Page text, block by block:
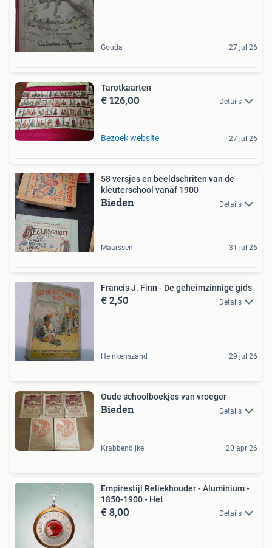
Gouda 27 jul 26
Tarotkaarten
€ 126,00 Details
Bezoek website 27 jul 26
58 versjes en beeldschriten van de
kleuterschool vanaf 1900
Bieden Details
Maarssen 31 jul 26
Francis J. Finn - De geheimzinnige gids
€ 2,50 Details
Heinkenszand 29 jul 26
Oude schoolboekjes van vroeger
Bieden Details
Krabbendijke 20 apr 26
Empirestijl Reliekhouder - Aluminium -
1850-1900 - Het
€ 8,00 Details